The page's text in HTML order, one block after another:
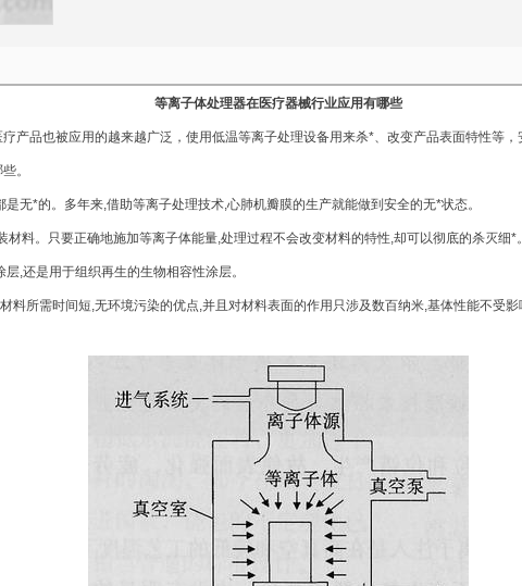
等离子体处理器在医疗器械行业应用有哪些
产品也被应用的越来越广泛，使用低温等离子处理设备用来杀*、改变产品表面特性等
。
无*的。多年来,借助等离子处理技术,心肺机瓣膜的生产就能做到安全的无*状态。
料。只要正确地施加等离子体能量,处理过程不会改变材料的特性,却可以彻底的杀灭细*
,还是用于组织再生的生物相容性涂层。
料所需时间短,无环境污染的优点,并且对材料表面的作用只涉及数百纳米,基体性能不受